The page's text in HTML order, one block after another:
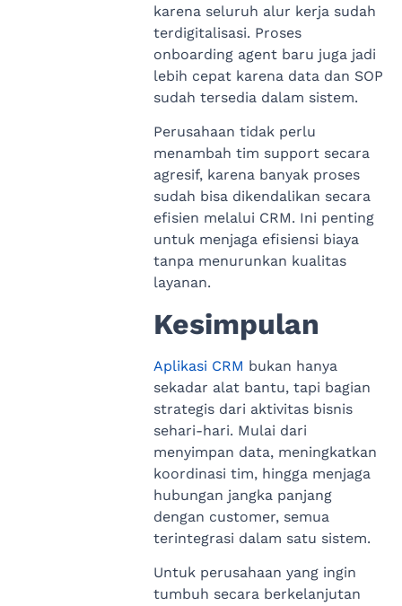
karena seluruh alur kerja sudah
terdigitalisasi. Proses
onboarding agent baru juga jadi
lebih cepat karena data dan SOP
sudah tersedia dalam sistem.
Perusahaan tidak perlu
menambah tim support secara
agresif, karena banyak proses
sudah bisa dikendalikan secara
efisien melalui CRM. Ini penting
untuk menjaga efisiensi biaya
tanpa menurunkan kualitas
layanan.
Kesimpulan
Aplikasi CRM bukan hanya
sekadar alat bantu, tapi bagian
strategis dari aktivitas bisnis
sehari-hari. Mulai dari
menyimpan data, meningkatkan
koordinasi tim, hingga menjaga
hubungan jangka panjang
dengan customer, semua
terintegrasi dalam satu sistem.
Untuk perusahaan yang ingin
tumbuh secara berkelanjutan